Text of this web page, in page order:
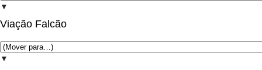
▼
Viação Falcão
▼